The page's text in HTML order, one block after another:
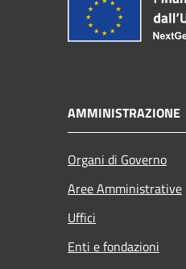
AMMINISTRAZIONE
Organi di Governo
Aree Amministrative
Uffici
Enti e fondazioni